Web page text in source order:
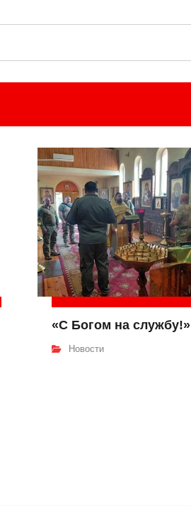
«С Богом на службу!»
Новости